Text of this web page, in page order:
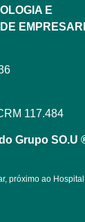
E
117.484
Grupo SO.U
próximo ao